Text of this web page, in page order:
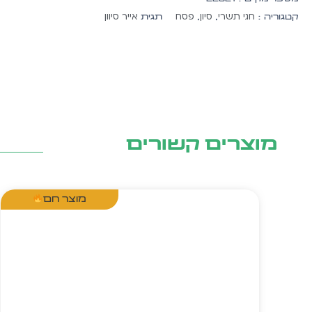
קטגוריה : חגי תשרי, סיון, פסח תגית אייר סיוון
מוצרים קשורים
מוצר חם